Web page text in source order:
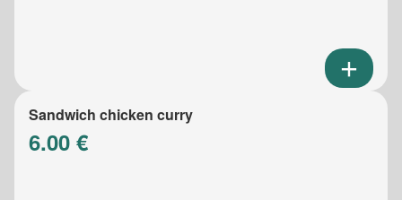
Sandwich chicken curry
6.00 €